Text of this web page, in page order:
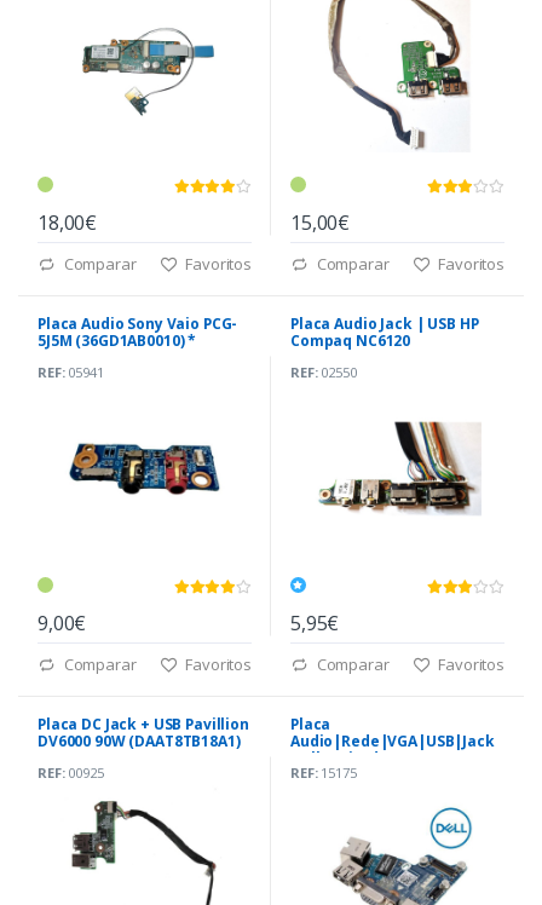
18,00€
Comparar Favoritos
15,00€
Comparar Favoritos
Placa Audio Sony Vaio PCG-
5J5M (36GD1AB0010) *
REF:05941
9,00€
Comparar Favoritos
Placa Audio Jack | USB HP
Compaq NC6120
REF:02550
5,95€
Comparar Favoritos
Placa DC Jack + USB Pavillion
DV6000 90W (DAAT8TB18A1)
REF:00925
Placa
Audio|Rede|VGA|USB|Jack
Dell Latitude E6430 (LS-
7781P)
REF:15175